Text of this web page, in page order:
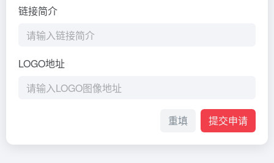
链接简介
LOGO地址
重填 提交申请